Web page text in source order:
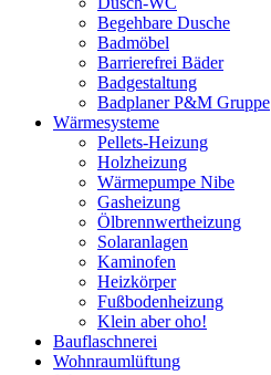
Begehbare Dusche
Badmöbel
Barrierefrei Bäder
Badgestaltung
Badplaner P&M Gruppe
Wärmesysteme
Pellets-Heizung
Holzheizung
Wärmepumpe Nibe
Gasheizung
Ölbrennwertheizung
Solaranlagen
Kaminofen
Heizkörper
Fußbodenheizung
Klein aber oho!
Bauflaschnerei
Wohnraumlüftung